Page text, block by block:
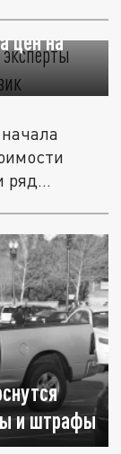
цен на
ряд...
и штрафы